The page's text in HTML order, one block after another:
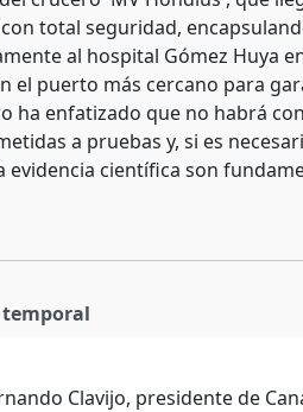
total seguridad,
al hospital Gómez Huya
el puerto más cercano para
ha enfatizado que no habrá
a pruebas y, si es
científica son
Clavijo, presidente de